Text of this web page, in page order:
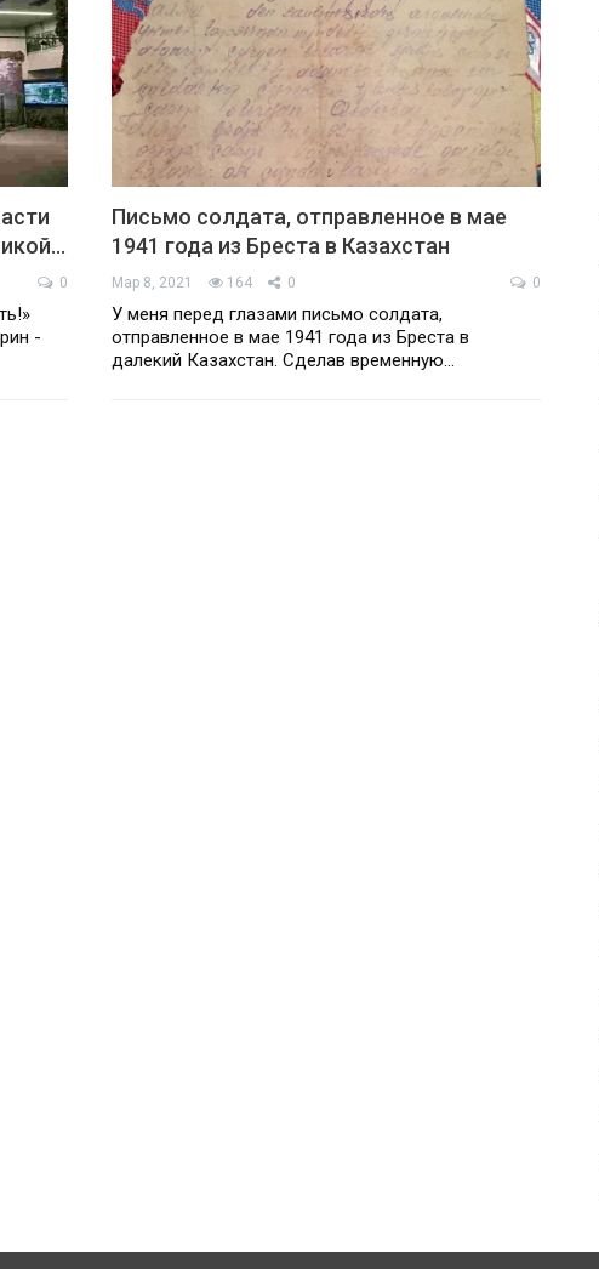
0
-
Письмо солдата, отправленное в мае
1941 года из Бреста в Казахстан
Мар 8, 2021 164 0 0
У меня перед глазами письмо солдата,
отправленное в мае 1941 года из Бреста в
далекий Казахстан. Сделав временную…